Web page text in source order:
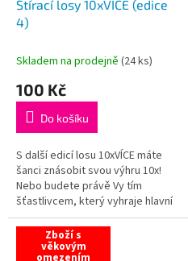
Stírací losy 10xVÍCE (edice
4)
Skladem na prodejně (24 ks)
100 Kč
Do košíku
S další edicí losu 10xVÍCE máte
šanci znásobit svou výhru 10x!
Nebo budete právě Vy tím
šťastlivcem, který vyhraje hlavní
výhru, která činí krásných 5
MILIONŮ?Zboží s
věkovým
omezením